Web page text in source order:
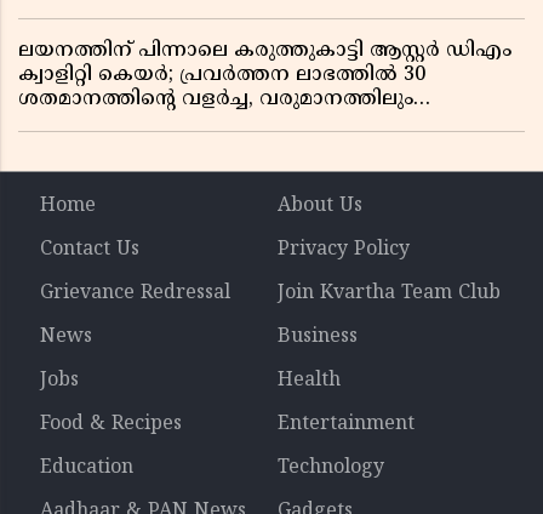
ലയനത്തിന് പിന്നാലെ കരുത്തുകാട്ടി ആസ്റ്റർ ഡിഎം
ക്വാളിറ്റി കെയർ; പ്രവർത്തന ലാഭത്തിൽ 30
ശതമാനത്തിൻ്റെ വളർച്ച, വരുമാനത്തിലും
Home
About Us
Contact Us
Privacy Policy
Grievance Redressal
Join Kvartha Team Club
News
Business
Jobs
Health
Food & Recipes
Entertainment
Education
Technology